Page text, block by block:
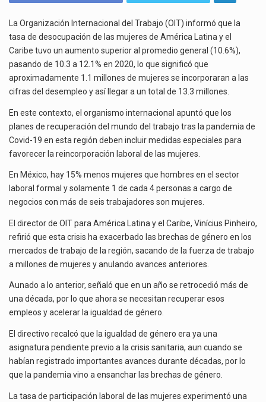
El Gobierno de Estados Unidos ha procesado la devolución de aproximadamente 100,000 millones de dólares…
AMÉRICA
LATINA
AFECTADAS
EN
SU
DESARROLLO
LABORAL
POR
LA
PANDEMIA:
La Organización Internacional del Trabajo (OIT) informó que la
tasa de desocupación de las mujeres de América Latina y el
Caribe tuvo un aumento superior al promedio general (10.6%),
pasando de 10.3 a 12.1% en 2020, lo que significó que
aproximadamente 1.1 millones de mujeres se incorporaran a las
cifras del desempleo y así llegar a un total de 13.3 millones.
En este contexto, el organismo internacional apuntó que los
planes de recuperación del mundo del trabajo tras la pandemia de
Covid-19 en esta región deben incluir medidas especiales para
favorecer la reincorporación laboral de las mujeres.
En México, hay 15% menos mujeres que hombres en el sector
laboral formal y solamente 1 de cada 4 personas a cargo de
negocios con más de seis trabajadores son mujeres.
El director de OIT para América Latina y el Caribe, Vinícius Pinheiro,
refirió que esta crisis ha exacerbado las brechas de género en los
mercados de trabajo de la región, sacando de la fuerza de trabajo
a millones de mujeres y anulando avances anteriores.
Aunado a lo anterior, señaló que en un año se retrocedió más de
una década, por lo que ahora se necesitan recuperar esos
empleos y acelerar la igualdad de género.
El directivo recalcó que la igualdad de género era ya una
asignatura pendiente previo a la crisis sanitaria, aun cuando se
habían registrado importantes avances durante décadas, por lo
que la pandemia vino a ensanchar las brechas de género.
La tasa de participación laboral de las mujeres experimentó una